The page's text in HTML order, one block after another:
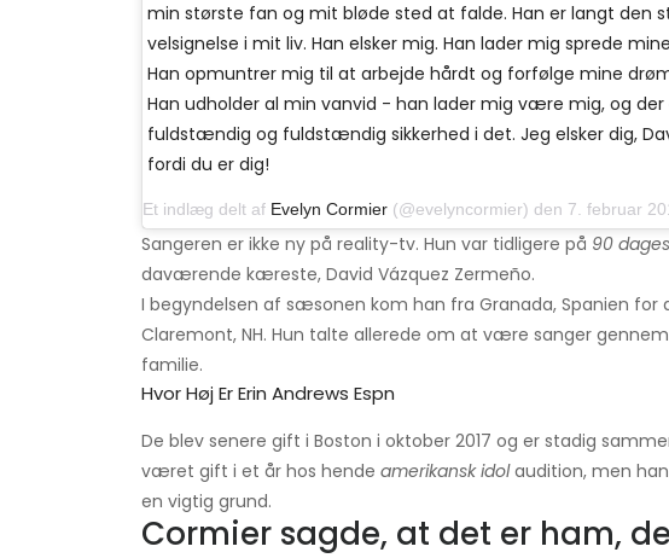
min største fan og mit bløde sted at falde. Han er langt den
velsignelse i mit liv. Han elsker mig. Han lader mig sprede
Han opmuntrer mig til at arbejde hårdt og forfølge mine
Han udholder al min vanvid - han lader mig være mig, og der
fuldstændig og fuldstændig sikkerhed i det. Jeg elsker dig,
fordi du er dig!
Et indlæg delt af Evelyn Cormier (@evelyncormier) den 7. februar 2019
Sangeren er ikke ny på reality-tv. Hun var tidligere på 90
daværende kæreste, David Vázquez Zermeño.
I begyndelsen af ​​sæsonen kom han fra Granada, Spanien
Claremont, NH. Hun talte allerede om at være sanger
familie.
Hvor Høj Er Erin Andrews Espn
De blev senere gift i Boston i oktober 2017 og er stadig
været gift i et år hos hende amerikansk idolaudition, men
en vigtig grund.
Cormier sagde, at det er ham,